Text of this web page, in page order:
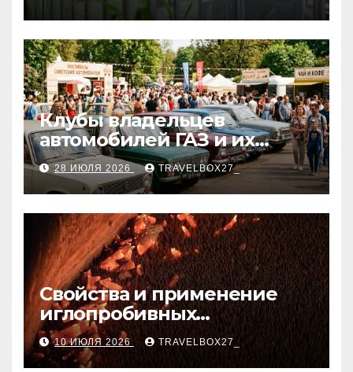
Клубы владельцев
автомобилей ГАЗ и их
мероприятия
28 ИЮЛЯ 2026 TRAVELBOX27_
Свойства и применение
иглопробивных
базальтовых огнеупорных
матов
10 ИЮЛЯ 2026 TRAVELBOX27_